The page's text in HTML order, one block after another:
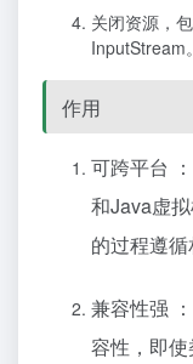
关闭资源，
InputStream。
作用
可跨平台
和Java虚
的过程遵
兼容性强
容性，即